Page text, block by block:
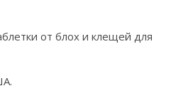
от блох и клещей для